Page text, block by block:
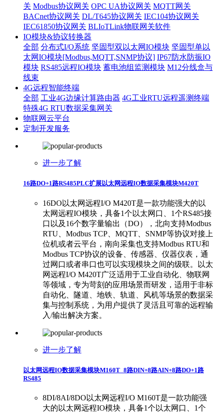
关 Modbus协议网关 OPC UA协议网关 MQTT网关
BACnet协议网关 DL/T645协议网关 IEC104协议网关
IEC61850协议网关 BLIoTLink物联网关软件
IO模块&协议转换器
全部 分布式I/O系统 坚固型双以太网IO模块 坚固型单以
太网IO模块[Modbus,MQTT,SNMP协议] IP67防水防振IO
模块 RS485远程IO模块 蓄电池组监测模块 M12分线盒与
线束
4G远程智能终端
全部 工业4G边缘计算路由器 4G工业RTU远程遥测终端
特殊4G RTU数据采集网关
物联网云平台
定制开发服务
进一步了解
16路DO+1路RS485PLC扩展以太网远程IO数据采集模块M420T
16DO以太网远程I/O M420T是一款功能强大的以
太网远程IO模块，具备1个以太网口、1个RS485接
口以及16个数字量输出（DO），北向支持Modbus
RTU、Modbus TCP、MQTT、SNMP等协议对接上
位机或者云平台，南向采集也支持Modbus RTU和
Modbus TCP协议的设备、传感器、仪器仪表，通
过网口或者串口也可以实现模块之间的级联。以太
网远程I/O M420T广泛适用于工业自动化、物联网
等领域，专为苛刻的应用场景而研发，适用于非标
自动化、隧道、地铁、轨道、风机等场景的数据采
集与控制系统，为用户提供了灵活且可靠的远程输
入/输出解决方案。
进一步了解
以太网远程IO数据采集模块M160T_8路DIN+8路AIN+8路DO+1路
RS485
8DI/8AI/8DO以太网远程I/O M160T是一款功能强
大的以太网远程IO模块，具备1个以太网口、1个